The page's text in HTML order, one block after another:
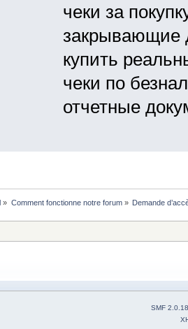
чеки за
закрывающие
купить
чеки по
отчетные
» Comment fonctionne notre forum» Demande
SMF 2.0.18